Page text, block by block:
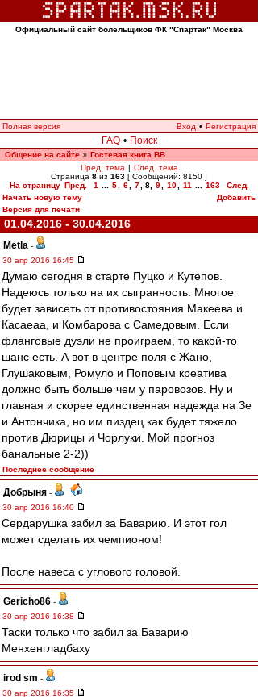
Официальный сайт болельщиков ФК "Спартак" Москва
Полная версия Вход • Регистрация
FAQ • Поиск
Общение на сайте » Гостевая книга ВВ
Пред. тема | След. тема
Страница 8 из 163 [ Сообщений: 8150 ]
На страницу Пред. 1 5 6 7 8, 9 10 11 163
След.
Начать новую тему
Добавить
Версия для печати
01.04.2016 - 30.04.2016
Metla -
30 апр 2016 16:45
Думаю сегодня в старте Пуцко и Кутепов.
Надеюсь только на их сыгранность. Многое
будет зависеть от противостояния Макеева и
Касаеаа, и Комбарова с Самедовым. Если
фланговые дуэли не проиграем, то какой-то
шанс есть. А вот в центре поля с Жано,
Глушаковым, Ромуло и Поповым креатива
должно быть больше чем у паровозов. Ну и
главная и скорее единственная надежда на Зе
и Антончика, но им пиздец как будет тяжело
против Дюрицы и Чорлуки. Мой прогноз
банальные 2-2))
Последнее сообщение
Добрыня -
30 апр 2016 16:40
Сердарушка забил за Баварию. И этот гол
может сделать их чемпионом!
После навеса с углового головой.
Gericho86 -
30 апр 2016 16:38
Таски только что забил за Баварию
Менхенгладбаху
irod sm -
30 апр 2016 16:35